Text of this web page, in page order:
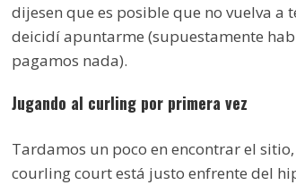
dijesen que es posible que no vuelva
deicidí apuntarme (supuestamente
pagamos nada).
Jugando al curling por primera vez
Tardamos un poco en encontrar el
courling court está justo enfrente del